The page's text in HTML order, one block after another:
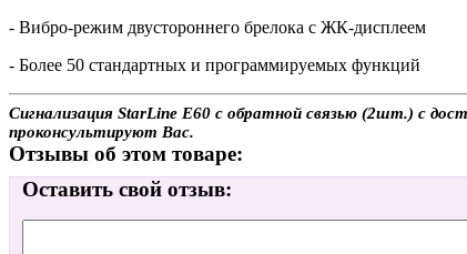
- Вибро-режим двустороннего брелока с ЖК-дисплеем
- Более 50 стандартных и программируемых функций
Сигнализация StarLine E60 с обратной связью (2шт.) с
проконсультируют Вас.
Отзывы об этом товаре:
Оставить свой отзыв: